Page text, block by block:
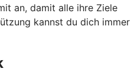
an, damit alle ihre Ziele
kannst du dich immer